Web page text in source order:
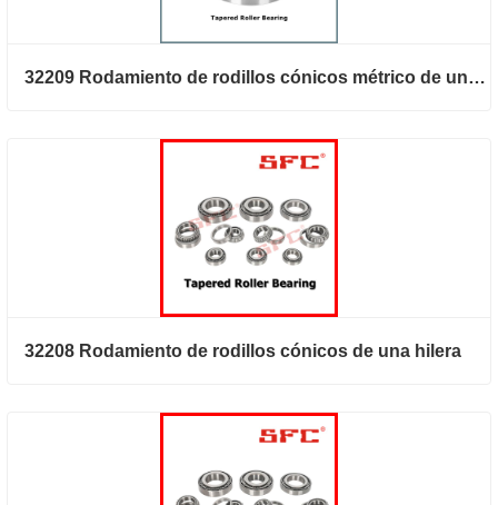
32209 Rodamiento de rodillos cónicos métrico de una hilera
32208 Rodamiento de rodillos cónicos de una hilera